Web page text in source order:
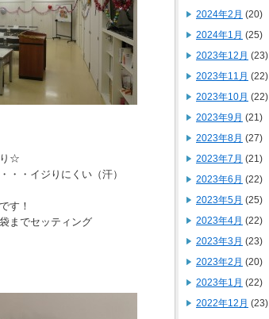
り☆
・・イジりにくい（汗）
す！
までセッティング
2024年2月 (20)
2024年1月 (25)
2023年12月 (23)
2023年11月 (22)
2023年10月 (22)
2023年9月 (21)
2023年8月 (27)
2023年7月 (21)
2023年6月 (22)
2023年5月 (25)
2023年4月 (22)
2023年3月 (23)
2023年2月 (20)
2023年1月 (22)
2022年12月 (23)